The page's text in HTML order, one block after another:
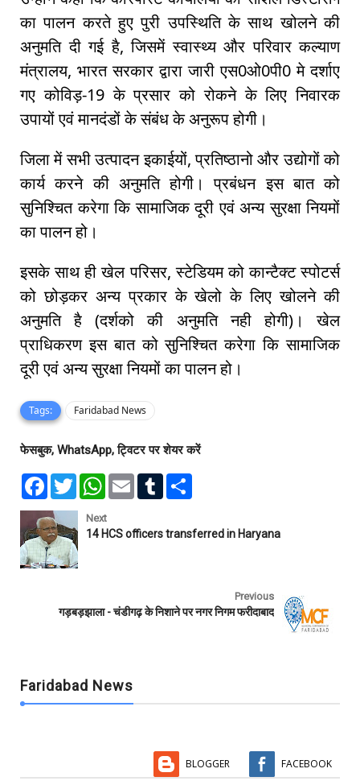
का पालन करते हुए पुरी उपस्थिति के साथ खोलने की
अनुमति दी गई है, जिसमें स्वास्थ्य और परिवार कल्याण
मंत्रालय, भारत सरकार द्वारा जारी एस0ओ0पी0 मे दर्शाए
गए कोविड़-19 के प्रसार को रोकने के लिए निवारक
उपायों एवं मानदंडों के संबंध के अनुरूप होगी।
जिला में सभी उत्पादन इकाईयों, प्रतिष्ठानो और उद्योगों को
कार्य करने की अनुमति होगी। प्रबंधन इस बात को
सुनिश्चित करेगा कि सामाजिक दूरी एवं अन्य सुरक्षा नियमों
का पालन हो।
इसके साथ ही खेल परिसर, स्टेडियम को कान्टैक्ट स्पोटर्स
को छोड़कर अन्य प्रकार के खेलो के लिए खोलने की
अनुमति है (दर्शको की अनुमति नही होगी)। खेल
प्राधिकरण इस बात को सुनिश्चित करेगा कि सामाजिक
दूरी एवं अन्य सुरक्षा नियमों का पालन हो।
Tags: Faridabad News
फेसबुक, WhatsApp, ट्विटर पर शेयर करें
F
e
b
o
o
k
T
w
t
e
r
W
t
s
E
l
T
e
Next
14 HCS officers transferred in Haryana
Previous
गड़बड़झाला - चंडीगढ़ के निशाने पर नगर निगम फरीदाबाद
Faridabad News
BLOGGER FACEBOOK